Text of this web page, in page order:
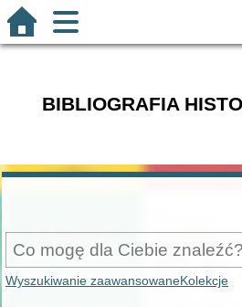
BIBLIOGRAFIA
Wyszukiwanie zaawansowaneKolekcje